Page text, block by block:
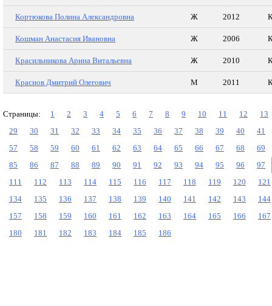
Кортюкова Полина Александровна Ж 2012
Кошман Анастасия Ивановна Ж 2006
Красильникова Арина Витальевна Ж 2010
Краснов Дмитрий Олегович М 2011
Страницы: 1 2 3 4 5 6 7 8 9 10 11 12
13
29
30 31 32 33 34 35 36 37 38 39 40
41
57
58 59 60 61 62 63 64 65 66 67 68
69
85
86 87 88 89 90 91 92 93 94 95 96
97
111
112 113 114 115 116 117 118 119 120
121
134
135 136 137 138 139 140 141 142 143
144
157
158 159 160 161 162 163 164 165 166
167
180
181 182 183 184 185 186